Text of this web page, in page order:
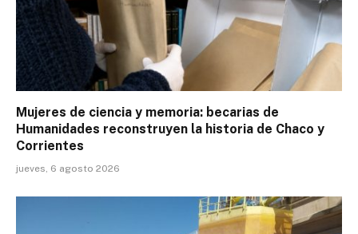
Mujeres de ciencia y memoria: becarias de
Humanidades reconstruyen la historia de Chaco y
Corrientes
jueves, 6 agosto 2026